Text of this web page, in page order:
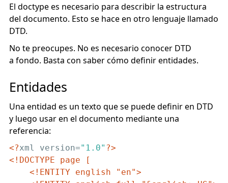
El doctype es necesario para describir la estructura
del documento. Esto se hace en otro lenguaje llamado
DTD.
No te preocupes. No es necesario conocer DTD
a fondo. Basta con saber cómo definir entidades.
Entidades
Una entidad es un texto que se puede definir en DTD
y luego usar en el documento mediante una
referencia:
<?xml version="1.0" ?>
<!DOCTYPE page [
<!ENTITY english "en">